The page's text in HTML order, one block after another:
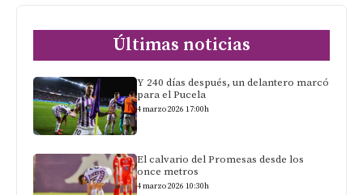
Últimas noticias
Y 240 días después, un delantero marcó
para el Pucela
4 marzo 2026 17:00h
El calvario del Promesas desde los
once metros
4 marzo 2026 10:30h